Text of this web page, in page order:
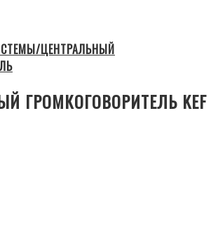
ЦЕНТРАЛЬНЫЙ
ГРОМКОГОВОРИТЕЛЬ KEF